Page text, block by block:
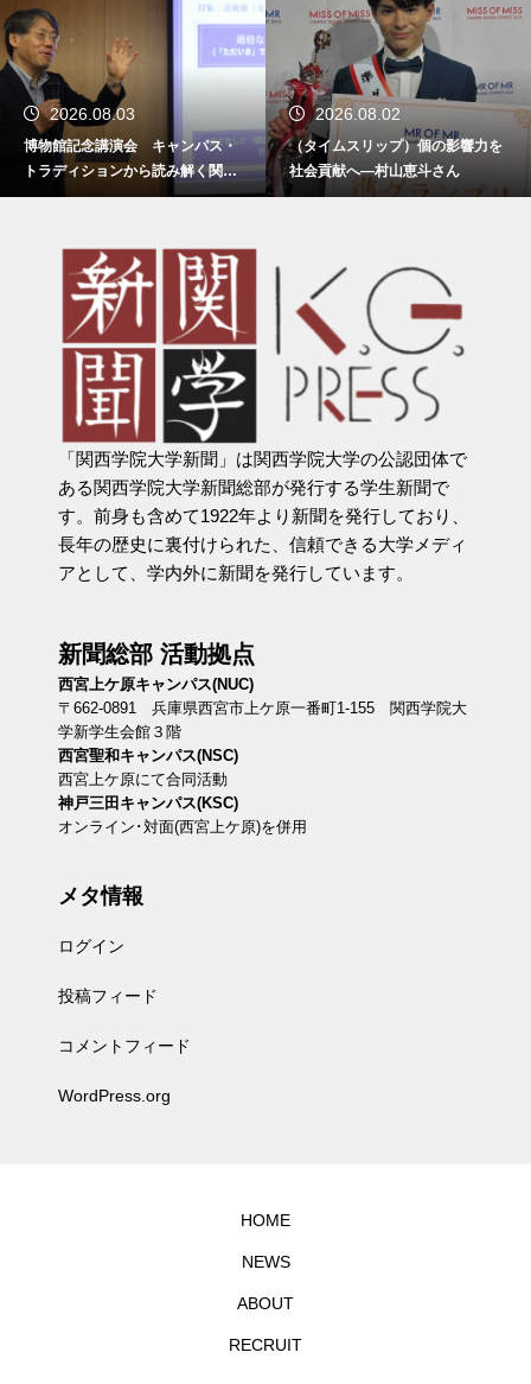
2026.08.03
博物館記念講演会 キャンパス・
トラディションから読み解く関西
学院
2026.08.02
（タイムスリップ）個の影響力を
社会貢献へ―村山恵斗さん
「関西学院大学新聞」は関西学院大学の公認団体で
ある関西学院大学新聞総部が発行する学生新聞で
す。前身も含めて1922年より新聞を発行しており、
長年の歴史に裏付けられた、信頼できる大学メディ
アとして、学内外に新聞を発行しています。
新聞総部 活動拠点
西宮上ケ原キャンパス(NUC)
〒662-0891 兵庫県西宮市上ケ原一番町1-155 関西学院大
学新学生会館３階
西宮聖和キャンパス(NSC)
西宮上ケ原にて合同活動
神戸三田キャンパス(KSC)
オンライン･対面(西宮上ケ原)を併用
メタ情報
ログイン
投稿フィード
コメントフィード
WordPress.org
HOME
NEWS
ABOUT
RECRUIT